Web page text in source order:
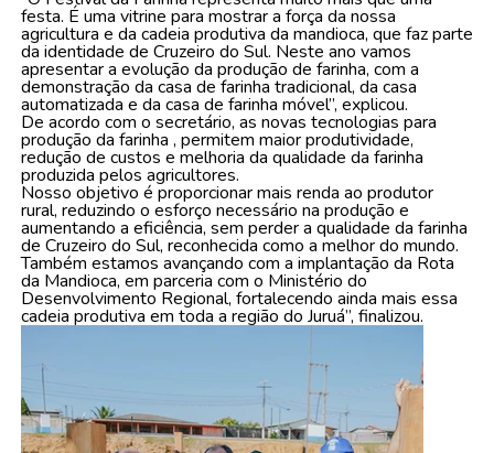
festa. É uma vitrine para mostrar a força da nossa
agricultura e da cadeia produtiva da mandioca, que faz parte
da identidade de Cruzeiro do Sul. Neste ano vamos
apresentar a evolução da produção de farinha, com a
demonstração da casa de farinha tradicional, da casa
automatizada e da casa de farinha móvel”, explicou.
De acordo com o secretário, as novas tecnologias para
produção da farinha , permitem maior produtividade,
redução de custos e melhoria da qualidade da farinha
produzida pelos agricultores.
Nosso objetivo é proporcionar mais renda ao produtor
rural, reduzindo o esforço necessário na produção e
aumentando a eficiência, sem perder a qualidade da farinha
de Cruzeiro do Sul, reconhecida como a melhor do mundo.
Também estamos avançando com a implantação da Rota
da Mandioca, em parceria com o Ministério do
Desenvolvimento Regional, fortalecendo ainda mais essa
cadeia produtiva em toda a região do Juruá”, finalizou.